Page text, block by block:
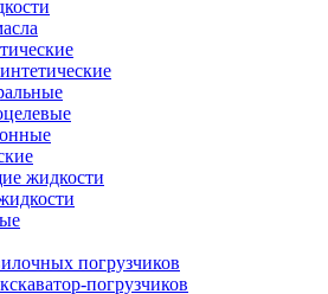
жидкости
погрузчиков
погрузчиков